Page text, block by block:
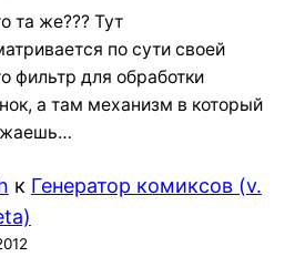
та же??? Тут
по сути своей
фильтр для обработки
а там механизм в который
к Генератор комиксов (v.